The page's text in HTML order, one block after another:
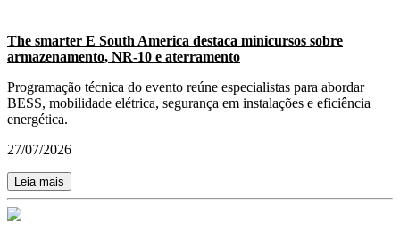
The smarter E South America destaca minicursos sobre
armazenamento, NR-10 e aterramento
Programação técnica do evento reúne especialistas para abordar
BESS, mobilidade elétrica, segurança em instalações e eficiência
energética.
27/07/2026
Leia mais